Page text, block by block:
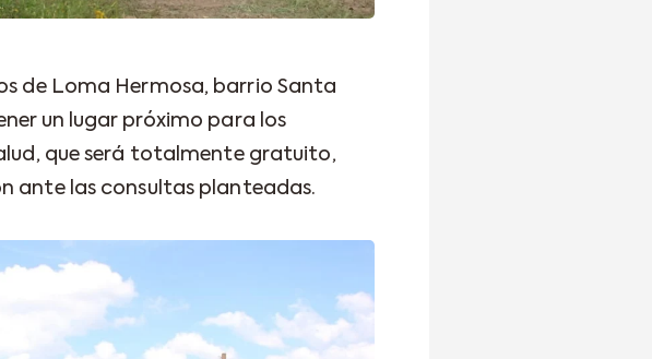
de Loma Hermosa, barrio Santa
un lugar próximo para los
que será totalmente gratuito,
ante las consultas planteadas.